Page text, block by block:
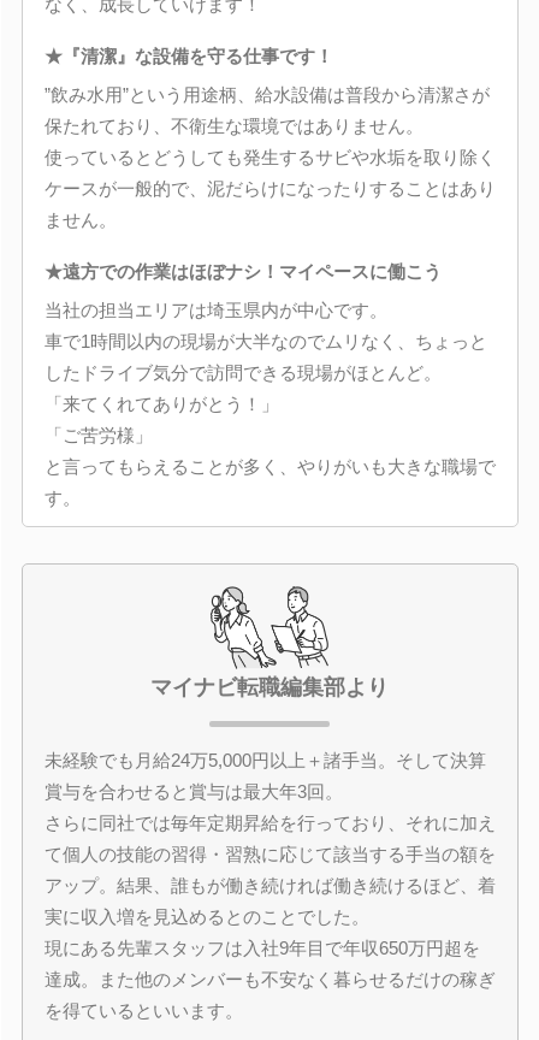
★『清潔』な設備を守る仕事です！
”飲み水用”という用途柄、給水設備は普段から清潔さが
保たれており、不衛生な環境ではありません。
使っているとどうしても発生するサビや水垢を取り除く
ケースが一般的で、泥だらけになったりすることはあり
ません。
★遠方での作業はほぼナシ！マイペースに働こう
当社の担当エリアは埼玉県内が中心です。
車で1時間以内の現場が大半なのでムリなく、ちょっと
したドライブ気分で訪問できる現場がほとんど。
「来てくれてありがとう！」
「ご苦労様」
と言ってもらえることが多く、やりがいも大きな職場で
す。
マイナビ転職編集部より
未経験でも月給24万5,000円以上＋諸手当。そして決算
賞与を合わせると賞与は最大年3回。
さらに同社では毎年定期昇給を行っており、それに加え
て個人の技能の習得・習熟に応じて該当する手当の額を
アップ。結果、誰もが働き続ければ働き続けるほど、着
実に収入増を見込めるとのことでした。
現にある先輩スタッフは入社9年目で年収650万円超を
達成。また他のメンバーも不安なく暮らせるだけの稼ぎ
を得ているといいます。